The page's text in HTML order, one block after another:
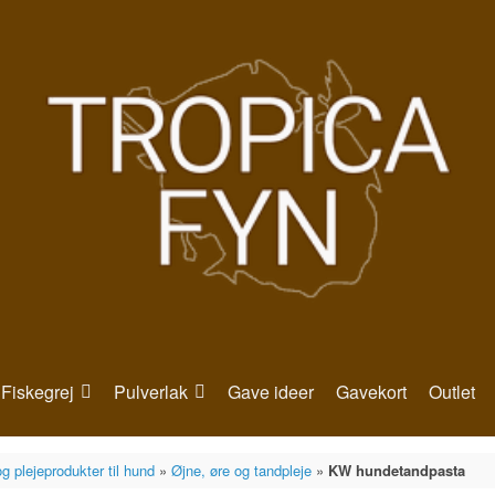
Fiskegrej Pulverlak Gave ideer Gavekort Outlet
plejeprodukter til hund» Øjne, øre og tandpleje» KW hundetandpasta